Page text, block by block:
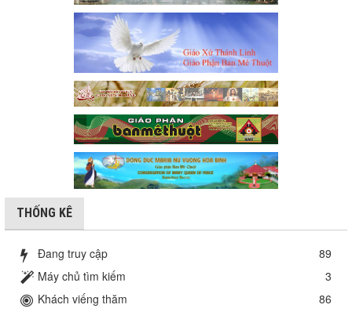
THỐNG KÊ
Đang truy cập
89
Máy chủ tìm kiếm
3
Khách viếng thăm
86